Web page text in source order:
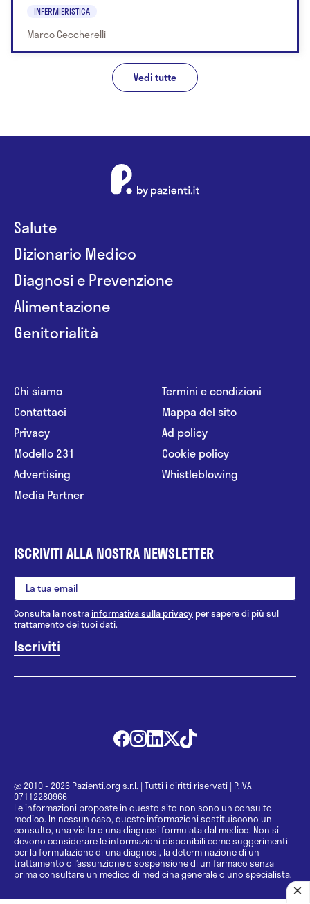
INFERMIERISTICA
Marco Ceccherelli
Vedi tutte
Salute
Dizionario Medico
Diagnosi e Prevenzione
Alimentazione
Genitorialità
Chi siamo
Contattaci
Privacy
Modello 231
Advertising
Media Partner
Termini e condizioni
Mappa del sito
Ad policy
Cookie policy
Whistleblowing
ISCRIVITI ALLA NOSTRA NEWSLETTER
Consulta la nostrainformativa sulla privacy per sapere di più sul
trattamento dei tuoi dati.
@ 2010 - 2026 Pazienti.org s.r.l. | Tutti i diritti riservati | P.IVA
07112280966
Le informazioni proposte in questo sito non sono un consulto
medico. In nessun caso, queste informazioni sostituiscono un
consulto, una visita o una diagnosi formulata dal medico. Non si
devono considerare le informazioni disponibili come suggerimenti
per la formulazione di una diagnosi, la determinazione di un
trattamento o l’assunzione o sospensione di un farmaco senza
prima consultare un medico di medicina generale o uno specialista.